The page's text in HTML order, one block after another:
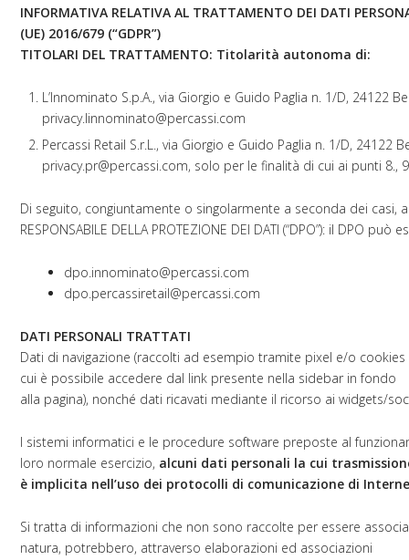
INFORMATIVA RELATIVA AL TRATTAMENTO DEI DATI
(UE) 2016/679 (“GDPR”)
TITOLARI DEL TRATTAMENTO: Titolarità autonoma di:
L’Innominato S.p.A., via Giorgio e Guido Paglia n. 1/D, 24122
privacy.linnominato@percassi.com
Percassi Retail S.r.L., via Giorgio e Guido Paglia n. 1/D, 24122
privacy.pr@percassi.com, solo per le finalità di cui ai punti 8.,
Di seguito, congiuntamente o singolarmente a seconda dei casi,
RESPONSABILE DELLA PROTEZIONE DEI DATI (“DPO”): il DPO
dpo.innominato@percassi.com
dpo.percassiretail@percassi.com
DATI PERSONALI TRATTATI
Dati di navigazione (raccolti ad esempio tramite pixel e/o
cui è possibile accedere dal link presente nella sidebar in fondo
alla pagina), nonché dati ricavati mediante il ricorso ai widgets/
I sistemi informatici e le procedure software preposte al
loro normale esercizio, alcuni dati personali la cui
è implicita nell’uso dei protocolli di comunicazione di
Si tratta di informazioni che non sono raccolte per essere
natura, potrebbero, attraverso elaborazioni ed associazioni